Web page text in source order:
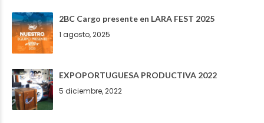
2BC Cargo presente en LARA FEST 2025
1 agosto, 2025
EXPOPORTUGUESA PRODUCTIVA 2022
5 diciembre, 2022